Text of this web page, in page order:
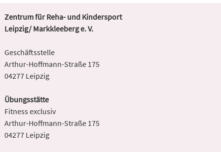
Zentrum für Reha- und Kindersport
Leipzig/ Markkleeberg e. V.
Geschäftsstelle
Arthur-Hoffmann-Straße 175
04277 Leipzig
Übungsstätte
Fitness exclusiv
Arthur-Hoffmann-Straße 175
04277 Leipzig